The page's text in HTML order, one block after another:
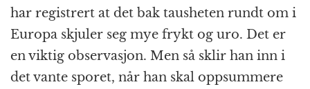
har registrert at det bak tausheten rundt om i
Europa skjuler seg mye frykt og uro. Det er
en viktig observasjon. Men så sklir han inn i
det vante sporet, når han skal oppsummere